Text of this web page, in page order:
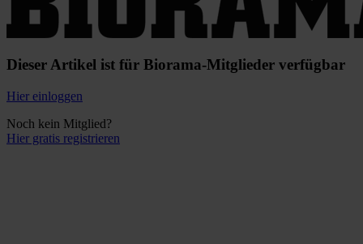
Dieser Artikel ist für Biorama-Mitglieder verfügbar
Hier einloggen
Noch kein Mitglied?
Hier gratis registrieren